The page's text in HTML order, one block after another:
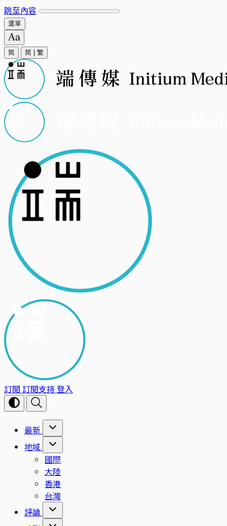
跳至內容
選單
简 简 繁
訂閱 訂閱支持登入
最新
地域
國際
大陸
香港
台灣
評論